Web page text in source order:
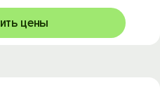
цены